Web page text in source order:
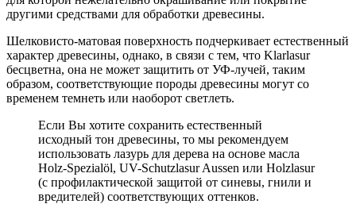
другими средствами для обработки древесины.
Шелковисто-матовая поверхность подчеркивает естественный
характер древесины, однако, в связи с тем, что Klarlasur
бесцветна, она не может защитить от УФ-лучей, таким
образом, соответствующие породы древесины могут со
временем темнеть или наоборот светлеть.
Если Вы хотите сохранить естественный
исходный тон древесины, то мы рекомендуем
использовать лазурь для дерева на основе масла
Holz-Spezialöl, UV-Schutzlasur Aussen или Holzlasur
(с профилактической защитой от синевы, гнили и
вредителей) соответствующих оттенков.